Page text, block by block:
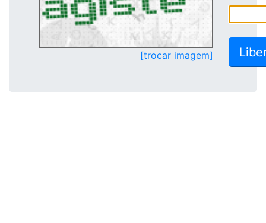
[trocar imagem]